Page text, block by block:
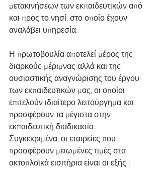
μετακινήσεων των εκπαιδευτικών από
και προς το νησί, στο οποίο έχουν
αναλάβει υπηρεσία.
Η πρωτοβουλία αποτελεί μέρος της
διαρκούς μέριμνας αλλά και της
ουσιαστικής αναγνώρισης του έργου
των εκπαιδευτικών μας, οι οποίοι
επιτελούν ιδιαίτερο λειτούργημα και
προσφέρουν τα μέγιστα στην
εκπαιδευτική διαδικασία.
Συγκεκριμένα, οι εταιρείες που
προσφέρουν μειωμένες τιμές στα
ακτοπλοϊκά εισιτήρια είναι οι εξής :